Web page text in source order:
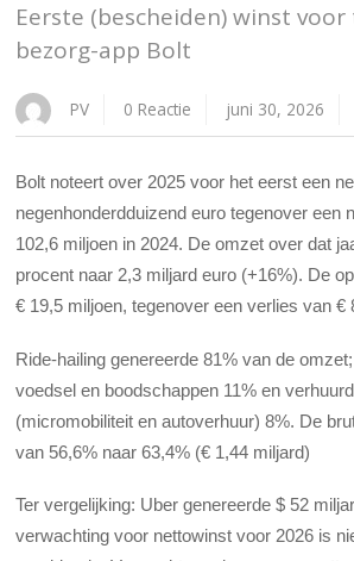
Eerste (bescheiden) winst
bezorg-app Bolt
PV 0 Reactie juni 30, 2026
Bolt noteert over 2025 voor het eerst een
negenhonderdduizend euro tegenover een
102,6 miljoen in 2024. De omzet over dat
procent naar 2,3 miljard euro (+16%). De
€ 19,5 miljoen, tegenover een verlies van €
Ride-hailing genereerde 81% van de
voedsel en boodschappen 11% en
(micromobiliteit en autoverhuur) 8%. De
van 56,6% naar 63,4% (€ 1,44 miljard)
Ter vergelijking: Uber genereerde $ 52
verwachting voor nettowinst voor 2026 is